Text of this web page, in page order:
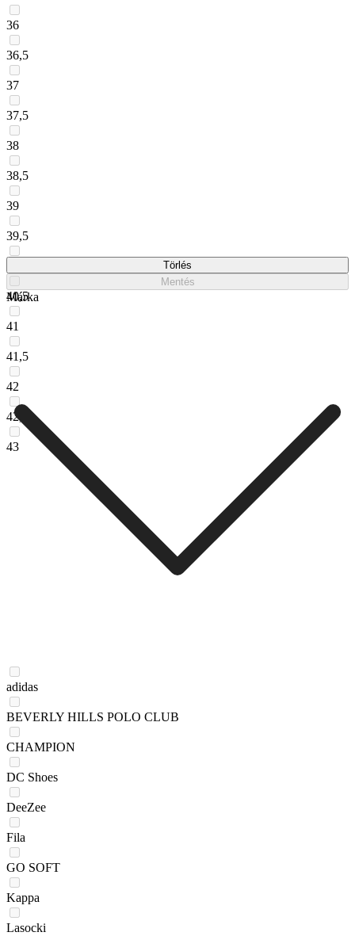
36
36,5
37
37,5
38
38,5
39
39,5
40,5
41
41,5
42
42,5
43
Törlés
Mentés
Márka
adidas
BEVERLY HILLS POLO CLUB
CHAMPION
DC Shoes
DeeZee
Fila
GO SOFT
Kappa
Lasocki